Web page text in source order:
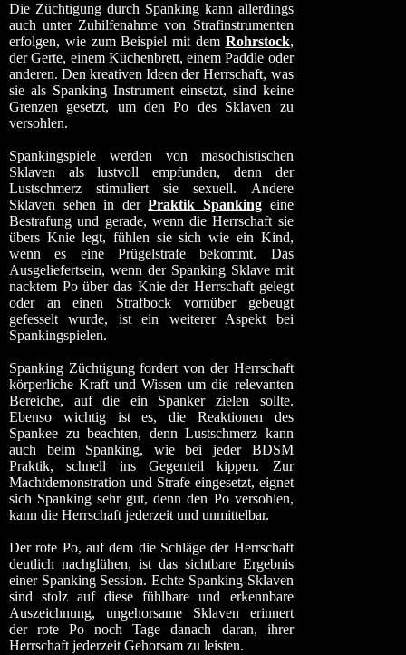
Die Züchtigung durch Spanking kann allerdings
auch unter Zuhilfenahme von Strafinstrumenten
erfolgen, wie zum Beispiel mit dem Rohrstock,
der Gerte, einem Küchenbrett, einem Paddle oder
anderen. Den kreativen Ideen der Herrschaft, was
sie als Spanking Instrument einsetzt, sind keine
Grenzen gesetzt, um den Po des Sklaven zu
versohlen.
Spankingspiele werden von masochistischen
Sklaven als lustvoll empfunden, denn der
Lustschmerz stimuliert sie sexuell. Andere
Sklaven sehen in derPraktik Spanking eine
Bestrafung und gerade, wenn die Herrschaft sie
übers Knie legt, fühlen sie sich wie ein Kind,
wenn es eine Prügelstrafe bekommt. Das
Ausgeliefertsein, wenn der Spanking Sklave mit
nacktem Po über das Knie der Herrschaft gelegt
oder an einen Strafbock vornüber gebeugt
gefesselt wurde, ist ein weiterer Aspekt bei
Spankingspielen.
Spanking Züchtigung fordert von der Herrschaft
körperliche Kraft und Wissen um die relevanten
Bereiche, auf die ein Spanker zielen sollte.
Ebenso wichtig ist es, die Reaktionen des
Spankee zu beachten, denn Lustschmerz kann
auch beim Spanking, wie bei jeder BDSM
Praktik, schnell ins Gegenteil kippen. Zur
Machtdemonstration und Strafe eingesetzt, eignet
sich Spanking sehr gut, denn den Po versohlen,
kann die Herrschaft jederzeit und unmittelbar.
Der rote Po, auf dem die Schläge der Herrschaft
deutlich nachglühen, ist das sichtbare Ergebnis
einer Spanking Session. Echte Spanking-Sklaven
sind stolz auf diese fühlbare und erkennbare
Auszeichnung, ungehorsame Sklaven erinnert
der rote Po noch Tage danach daran, ihrer
Herrschaft jederzeit Gehorsam zu leisten.